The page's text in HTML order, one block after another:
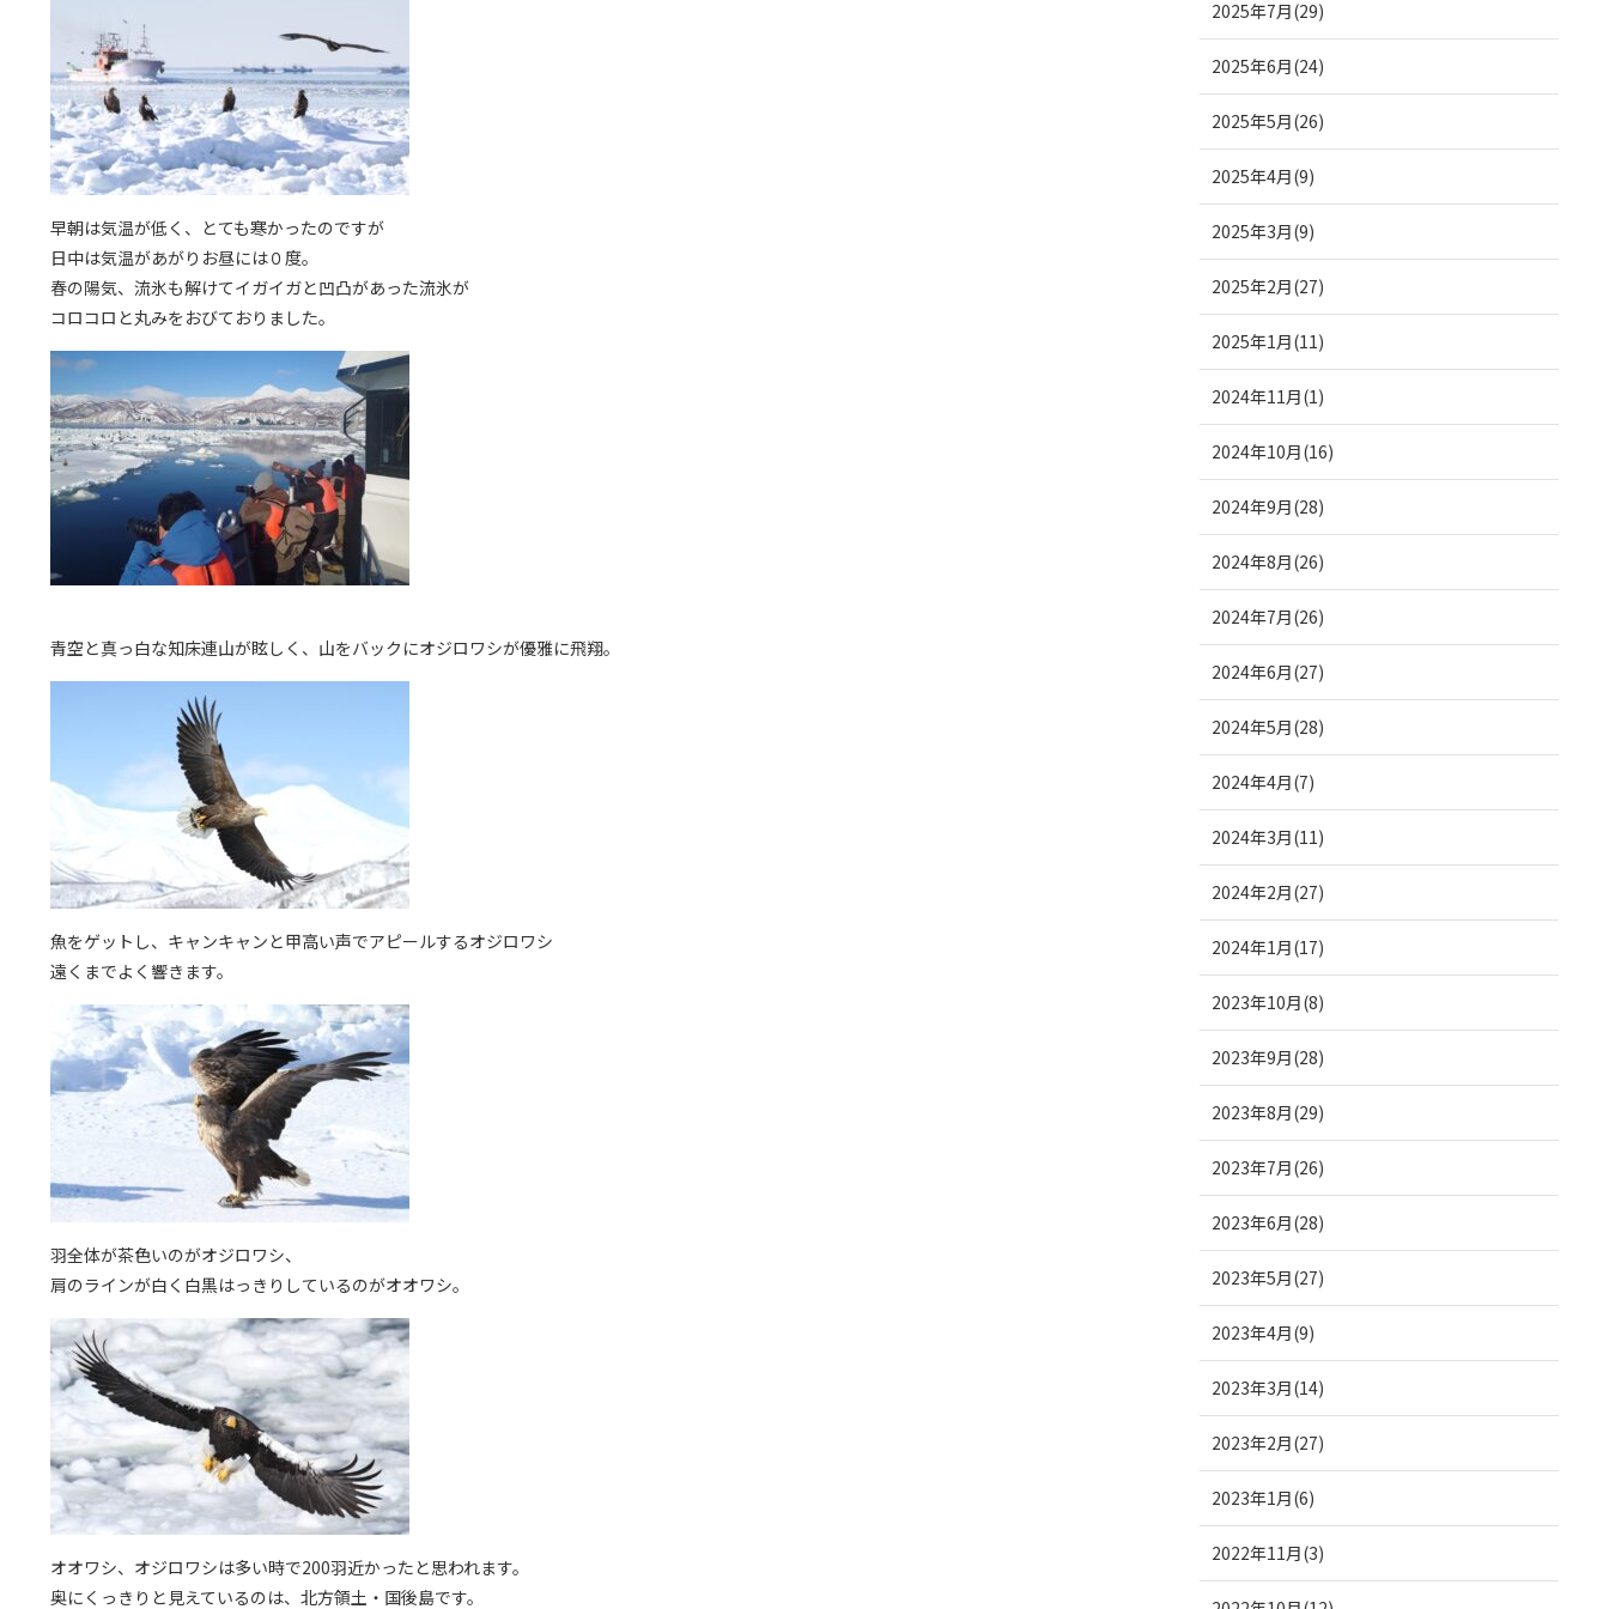
早朝は気温が低く、とても寒かったのですが
日中は気温があがりお昼には０度。
春の陽気、流氷も解けてイガイガと凹凸があった流氷が
コロコロと丸みをおびておりました。
青空と真っ白な知床連山が眩しく、山をバックにオジロワシが優雅に飛翔。
魚をゲットし、キャンキャンと甲高い声でアピールするオジロワシ
遠くまでよく響きます。
羽全体が茶色いのがオジロワシ、
肩のラインが白く白黒はっきりしているのがオオワシ。
オオワシ、オジロワシは多い時で200羽近かったと思われます。
奥にくっきりと見えているのは、北方領土・国後島です。
2025年7月(29)
2025年6月(24)
2025年5月(26)
2025年4月(9)
2025年3月(9)
2025年2月(27)
2025年1月(11)
2024年11月(1)
2024年10月(16)
2024年9月(28)
2024年8月(26)
2024年7月(26)
2024年6月(27)
2024年5月(28)
2024年4月(7)
2024年3月(11)
2024年2月(27)
2024年1月(17)
2023年10月(8)
2023年9月(28)
2023年8月(29)
2023年7月(26)
2023年6月(28)
2023年5月(27)
2023年4月(9)
2023年3月(14)
2023年2月(27)
2023年1月(6)
2022年11月(3)